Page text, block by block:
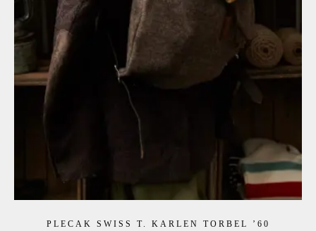
PLECAK SWISS T. KARLEN TORBEL ’60